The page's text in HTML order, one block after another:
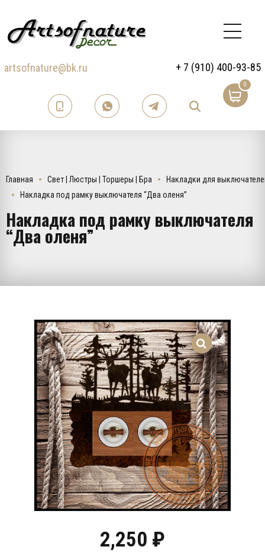
artsofnature@bk.ru + 7 (910) 400-93-85
0
Главная Свет | Люстры | Торшеры | Бра
Накладки для
Накладка под рамку выключателя “Два оленя”
Накладка под рамку выключателя
“Два оленя”
2,250 ₽